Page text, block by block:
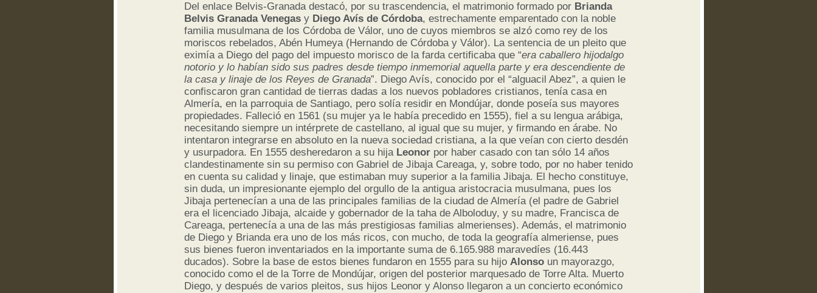
Del enlace Belvis-Granada destacó, por su trascendencia, el matrimonio formado por Brianda
Belvis Granada Venegas y Diego Avís de Córdoba, estrechamente emparentado con la noble
familia musulmana de los Córdoba de Válor, uno de cuyos miembros se alzó como rey de los
moriscos rebelados, Abén Humeya (Hernando de Córdoba y Válor). La sentencia de un pleito que
eximía a Diego del pago del impuesto morisco de la farda certificaba que “era caballero hijodalgo
notorio y lo habían sido sus padres desde tiempo inmemorial aquella parte y era descendiente de
la casa y linaje de los Reyes de Granada”. Diego Avís, conocido por el “alguacil Abez”, a quien le
confiscaron gran cantidad de tierras dadas a los nuevos pobladores cristianos, tenía casa en
Almería, en la parroquia de Santiago, pero solía residir en Mondújar, donde poseía sus mayores
propiedades. Falleció en 1561 (su mujer ya le había precedido en 1555), fiel a su lengua arábiga,
necesitando siempre un intérprete de castellano, al igual que su mujer, y firmando en árabe. No
intentaron integrarse en absoluto en la nueva sociedad cristiana, a la que veían con cierto desdén
y usurpadora. En 1555 desheredaron a su hija Leonor por haber casado con tan sólo 14 años
clandestinamente sin su permiso con Gabriel de Jibaja Careaga, y, sobre todo, por no haber tenido
en cuenta su calidad y linaje, que estimaban muy superior a la familia Jibaja. El hecho constituye,
sin duda, un impresionante ejemplo del orgullo de la antigua aristocracia musulmana, pues los
Jibaja pertenecían a una de las principales familias de la ciudad de Almería (el padre de Gabriel
era el licenciado Jibaja, alcaide y gobernador de la taha de Alboloduy, y su madre, Francisca de
Careaga, pertenecía a una de las más prestigiosas familias almerienses). Además, el matrimonio
de Diego y Brianda era uno de los más ricos, con mucho, de toda la geografía almeriense, pues
sus bienes fueron inventariados en la importante suma de 6.165.988 maravedíes (16.443
ducados). Sobre la base de estos bienes fundaron en 1555 para su hijo Alonso un mayorazgo,
conocido como el de la Torre de Mondújar, origen del posterior marquesado de Torre Alta. Muerto
Diego, y después de varios pleitos, sus hijos Leonor y Alonso llegaron a un concierto económico